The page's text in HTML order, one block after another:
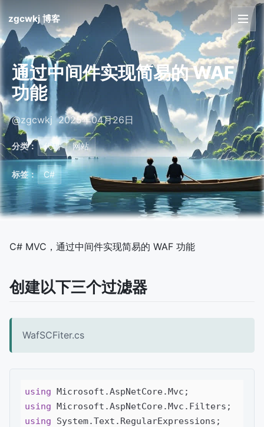
zgcwkj 博客
首页
文章
友链
关于
通过中间件实现简易的 WAF
功能
@zgcwkj 2025年04月26日
分类： 代码 网站
标签： C#
C# MVC，通过中间件实现简易的 WAF 功能
创建以下三个过滤器
WafSCFiter.cs
using
using
using System.Text.RegularExpressions;